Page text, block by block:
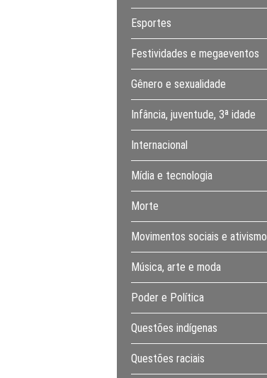
Esportes
Festividades e megaeventos
Gênero e sexualidade
Infância, juventude, 3ª idade
Internacional
Mídia e tecnologia
Morte
Movimentos sociais e ativismo
Música, arte e moda
Poder e Política
Questões indígenas
Questões raciais